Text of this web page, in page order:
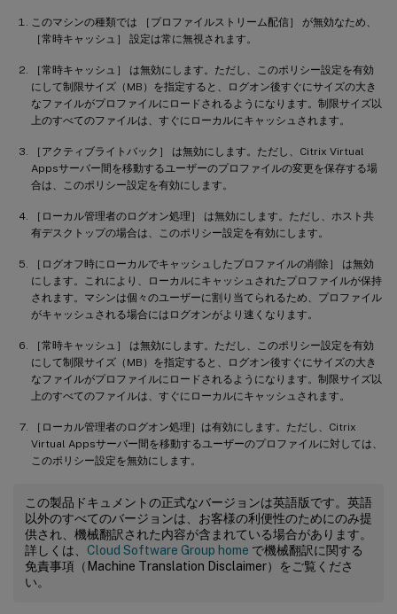
このマシンの種類では ［プロファイルストリーム配信］ が無効なため、
［常時キャッシュ］ 設定は常に無視されます。
［常時キャッシュ］ は無効にします。ただし、このポリシー設定を有効
にして制限サイズ（MB）を指定すると、ログオン後すぐにサイズの大き
なファイルがプロファイルにロードされるようになります。制限サイズ以
上のすべてのファイルは、すぐにローカルにキャッシュされます。
［アクティブライトバック］ は無効にします。ただし、Citrix Virtual
Appsサーバー間を移動するユーザーのプロファイルの変更を保存する場
合は、このポリシー設定を有効にします。
［ローカル管理者のログオン処理］ は無効にします。ただし、ホスト共
有デスクトップの場合は、このポリシー設定を有効にします。
［ログオフ時にローカルでキャッシュしたプロファイルの削除］ は無効
にします。これにより、ローカルにキャッシュされたプロファイルが保持
されます。マシンは個々のユーザーに割り当てられるため、プロファイル
がキャッシュされる場合にはログオンがより速くなります。
［常時キャッシュ］ は無効にします。ただし、このポリシー設定を有効
にして制限サイズ（MB）を指定すると、ログオン後すぐにサイズの大き
なファイルがプロファイルにロードされるようになります。制限サイズ以
上のすべてのファイルは、すぐにローカルにキャッシュされます。
［ローカル管理者のログオン処理］は有効にします。ただし、Citrix
Virtual Appsサーバー間を移動するユーザーのプロファイルに対しては、
このポリシー設定を無効にします。
この製品ドキュメントの正式なバージョンは英語版です。英語
以外のすべてのバージョンは、お客様の利便性のためにのみ提
供され、機械翻訳された内容が含まれている場合があります。
詳しくは、 Cloud Software Group home で機械翻訳に関する
免責事項（Machine Translation Disclaimer）をご覧くださ
い。